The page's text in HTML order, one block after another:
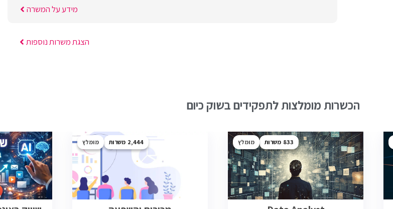
מידע על המשרה
הצגת משרות נוספות
הכשרות מומלצות לתפקידים בשוק כיום
833 מומלץ 2,444 מומלץ